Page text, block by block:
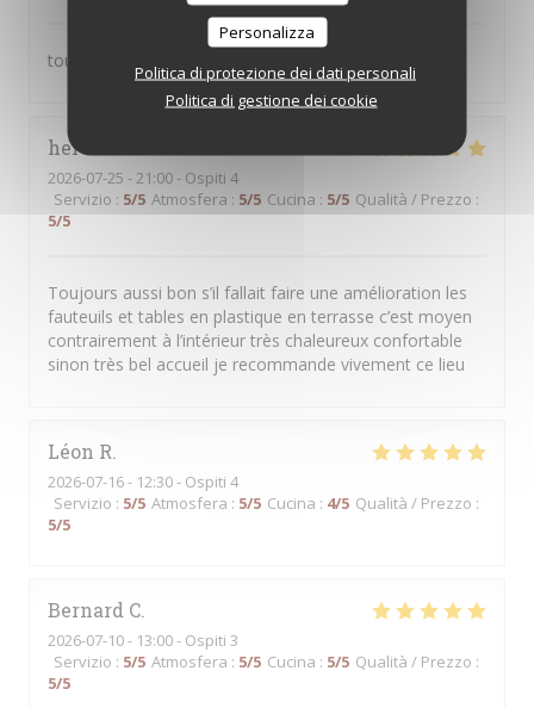
Personalizza
Politica di protezione dei dati personali
Politica di gestione dei cookie
toujours satisfait
hervé
2026-07-25 - 21:00 - Ospiti 4
Servizio : 5/5 Atmosfera : 5/5 Cucina : 5/5 Qualità / Prezzo :
5/5
Toujours aussi bon s’il fallait faire une amélioration les
fauteuils et tables en plastique en terrasse c’est moyen
contrairement à l’intérieur très chaleureux confortable
sinon très bel accueil je recommande vivement ce lieu
Léon R
2026-07-16- 12:30 - Ospiti 4
Servizio : 5/5 Atmosfera : 5/5 Cucina : 4/5 Qualità / Prezzo :
5/5
Bernard C
2026-07-10- 13:00 - Ospiti 3
Servizio : 5/5 Atmosfera : 5/5 Cucina : 5/5 Qualità / Prezzo :
5/5